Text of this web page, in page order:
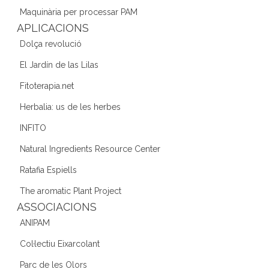
o
k
Maquinària per processar PAM
APLICACIONS
Dolça revolució
El Jardín de las Lilas
Fitoterapia.net
Herbalia: us de les herbes
INFITO
Natural Ingredients Resource Center
Ratafia Espiells
The aromatic Plant Project
ASSOCIACIONS
ANIPAM
Col·lectiu Eixarcolant
Parc de les Olors